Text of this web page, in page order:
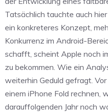
Tatsächlich tauchte auch
ein konkreteres Konzept,
Konkurrenz im Android-
schafft, scheint Apple noch
zu bekommen. Wie ein
weiterhin Geduld gefragt.
einem iPhone Fold rechnen,
darauffolgenden Jahr noch